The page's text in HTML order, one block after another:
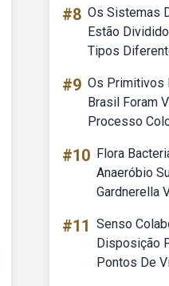
#8 Os Sistemas
Estão
Tipos
#9 Os Primitivos
Brasil Foram
Processo
#10 Flora
Anaeróbio
Gardnerella
#11 Senso
Disposição
Pontos De